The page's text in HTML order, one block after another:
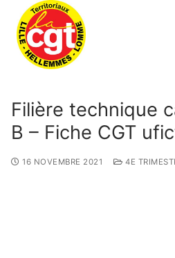
Filière technique
B – Fiche CGT
16 NOVEMBRE 2021 4E